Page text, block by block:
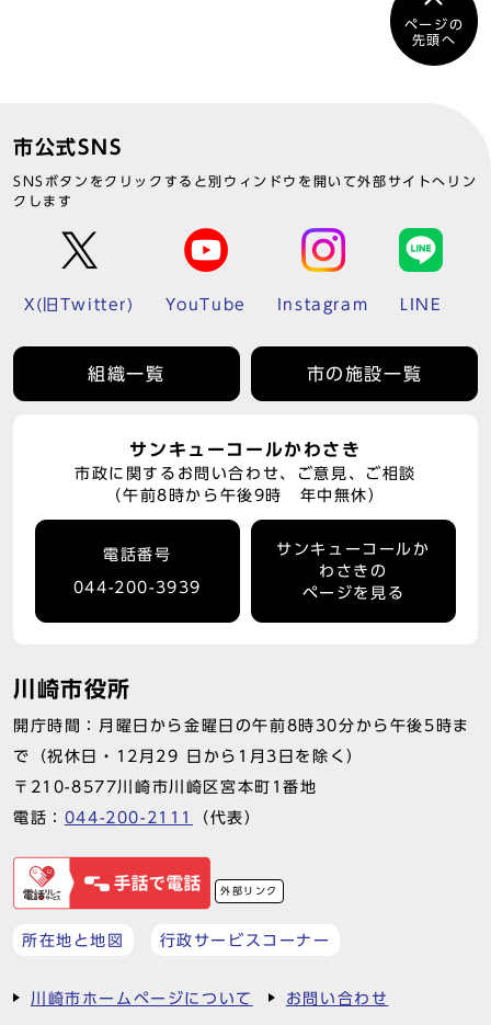
ページの
先頭へ
市公式SNS
SNSボタンをクリックすると別ウィンドウを開いて外部サイトへリン
クします
X(旧Twitter) YouTube Instagram LINE
組織一覧 市の施設一覧
サンキューコールかわさき
市政に関するお問い合わせ、ご意見、ご相談
（午前8時から午後9時 年中無休）
電話番号
044-200-3939
サンキューコールか
わさきの
ページを見る
川崎市役所
開庁時間：月曜日から金曜日の午前8時30分から午後5時ま
で（祝休日・12月29 日から1月3日を除く）
〒210-8577川崎市川崎区宮本町1番地
電話： 044-200-2111 （代表）
外部リンク
所在地と地図 行政サービスコーナー
川崎市ホームページについて お問い合わせ